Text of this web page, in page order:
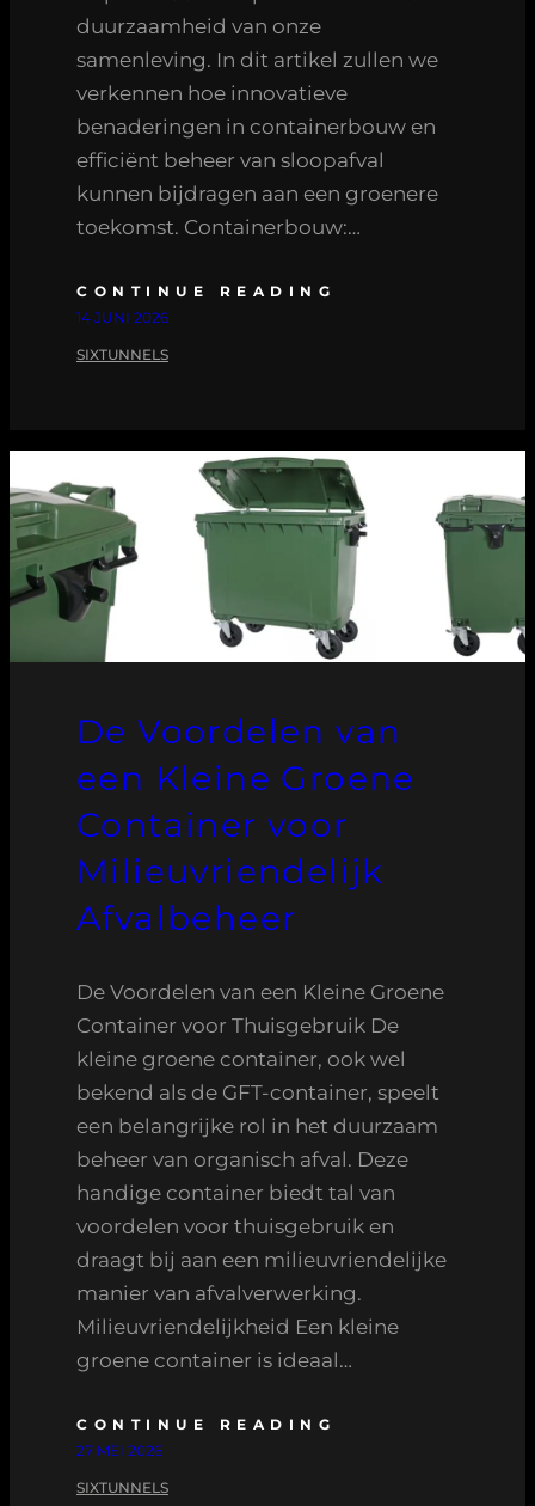
duurzaamheid van onze
samenleving. In dit artikel zullen we
verkennen hoe innovatieve
benaderingen in containerbouw en
efficiënt beheer van sloopafval
kunnen bijdragen aan een groenere
toekomst. Containerbouw:…
CONTINUE READING
14 JUNI 2026
SIXTUNNELS
De Voordelen van
een Kleine Groene
Container voor
Milieuvriendelijk
Afvalbeheer
De Voordelen van een Kleine Groene
Container voor Thuisgebruik De
kleine groene container, ook wel
bekend als de GFT-container, speelt
een belangrijke rol in het duurzaam
beheer van organisch afval. Deze
handige container biedt tal van
voordelen voor thuisgebruik en
draagt bij aan een milieuvriendelijke
manier van afvalverwerking.
Milieuvriendelijkheid Een kleine
groene container is ideaal…
CONTINUE READING
27 MEI 2026
SIXTUNNELS